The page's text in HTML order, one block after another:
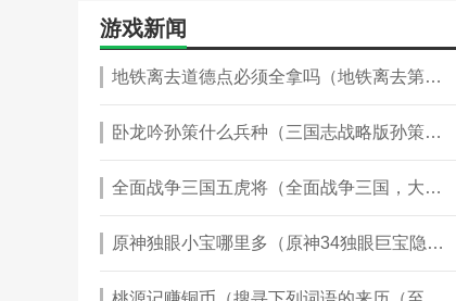
如何退出微信读书小队(退出
微信读书读书小队队长怎么
游戏新闻
地铁离去道德点必须全拿吗（地铁离去第二章完美结局）
卧龙吟孙策什么兵种（三国志战略版孙策加周瑜什么兵种）
全面战争三国五虎将（全面战争三国，大哥们觉得哪个初始角色最厉害）
原神独眼小宝哪里多（原神34独眼巨宝隐藏宝箱）